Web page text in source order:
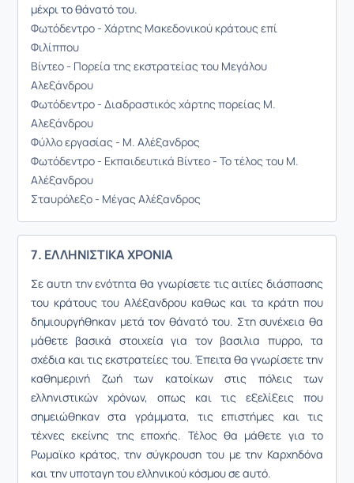
μέχρι το θάνατό του.
Φωτόδεντρο - Χάρτης Μακεδονικού κράτους επί
Φιλίππου
Βίντεο - Πορεία της εκστρατείας του Μεγάλου
Αλεξάνδρου
Φωτόδεντρο - Διαδραστικός χάρτης πορείας Μ.
Αλεξάνδρου
Φύλλο εργασίας - Μ. Αλέξανδρος
Φωτόδεντρο - Εκπαιδευτικά Βίντεο - Το τέλος του Μ.
Αλέξανδρου
Σταυρόλεξο - Μέγας Αλέξανδρος
7. ΕΛΛΗΝΙΣΤΙΚΑ ΧΡΟΝΙΑ
Σε αυτη την ενότητα θα γνωρίσετε τις αιτίες διάσπασης
του κράτους του Αλέξανδρου καθως και τα κράτη που
δημιουργήθηκαν μετά τον θάνατό του. Στη συνέχεια θα
μάθετε βασικά στοιχεία για τον βασιλια πυρρο, τα
σχέδια και τις εκστρατείες του. Έπειτα θα γνωρίσετε την
καθημερινή ζωή των κατοίκων στις πόλεις των
ελληνιστικών χρόνων, οπως και τις εξελίξεις που
σημειώθηκαν στα γράμματα, τις επιστήμες και τις
τέχνες εκείνης της εποχής. Τέλος θα μάθετε για το
Ρωμαϊκο κράτος, την σύγκρουση του με την Καρχηδόνα
και την υποταγη του ελληνικού κόσμου σε αυτό.